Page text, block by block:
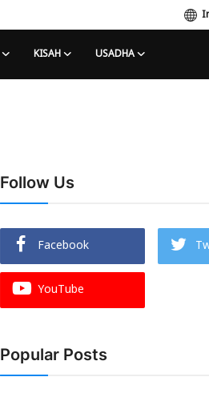
KISAH USADHA
Follow Us
Facebook
YouTube
Popular Posts